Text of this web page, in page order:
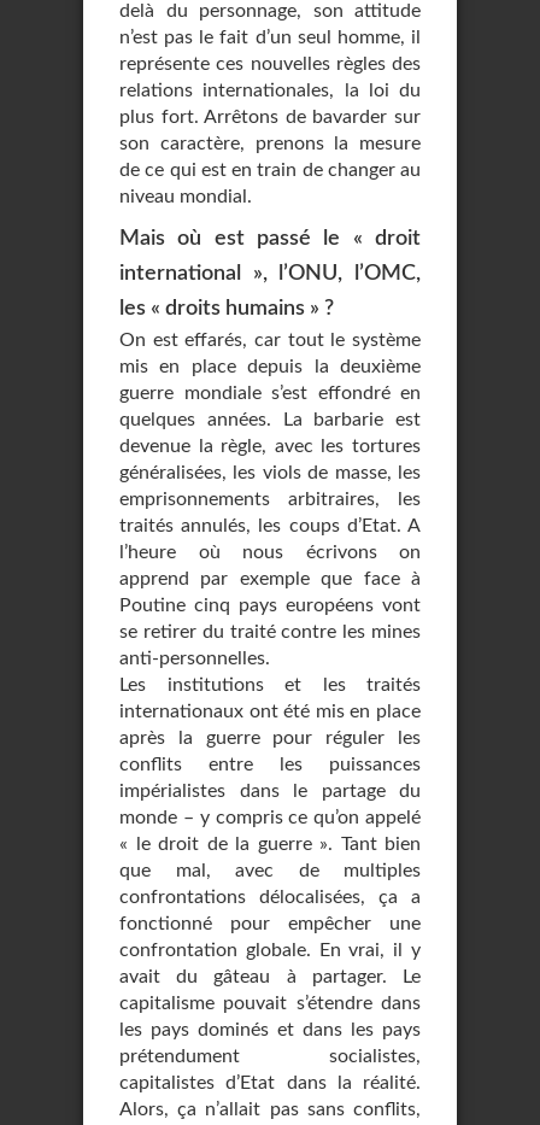
delà du personnage, son attitude
n’est pas le fait d’un seul homme, il
représente ces nouvelles règles des
relations internationales, la loi du
plus fort. Arrêtons de bavarder sur
son caractère, prenons la mesure
de ce qui est en train de changer au
niveau mondial.
Mais où est passé le « droit
international », l’ONU, l’OMC,
les « droits humains » ?
On est effarés, car tout le système
mis en place depuis la deuxième
guerre mondiale s’est effondré en
quelques années. La barbarie est
devenue la règle, avec les tortures
généralisées, les viols de masse, les
emprisonnements arbitraires, les
traités annulés, les coups d’Etat. A
l’heure où nous écrivons on
apprend par exemple que face à
Poutine cinq pays européens vont
se retirer du traité contre les mines
anti-personnelles.
Les institutions et les traités
internationaux ont été mis en place
après la guerre pour réguler les
conflits entre les puissances
impérialistes dans le partage du
monde – y compris ce qu’on appelé
« le droit de la guerre ». Tant bien
que mal, avec de multiples
confrontations délocalisées, ça a
fonctionné pour empêcher une
confrontation globale. En vrai, il y
avait du gâteau à partager. Le
capitalisme pouvait s’étendre dans
les pays dominés et dans les pays
prétendument socialistes,
capitalistes d’Etat dans la réalité.
Alors, ça n’allait pas sans conflits,